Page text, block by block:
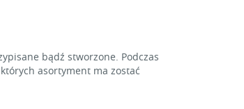
bądź stworzone. Podczas
asortyment ma zostać